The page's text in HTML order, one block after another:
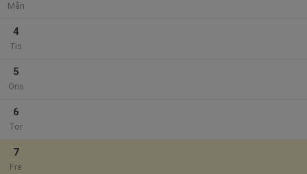
Mån
4
Tis
5
Ons
6
Tor
7
Fre